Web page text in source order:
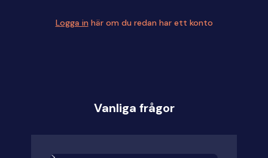
Logga inhär om du redan har ett konto
Vanliga frågor